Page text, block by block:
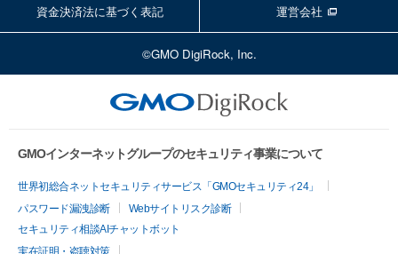
資金決済法に基づく表記 運営会社
©GMO DigiRock, Inc.
GMOインターネットグループのセキュリティ事業について
世界初総合ネットセキュリティサービス「GMOセキュリティ24」
パスワード漏洩診断
Webサイトリスク診断
セキュリティ相談AIチャットボット
実在証明・盗聴対策